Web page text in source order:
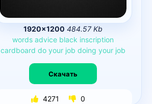
1920×1200 484.57 Kb
words advice black inscription
cardboard do your job doing your job
Скачать
4271 0